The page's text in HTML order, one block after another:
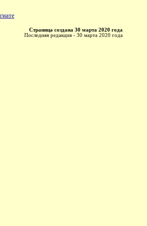
Страница создана 30 марта 2020 года
Последняя редакция - 30 марта 2020 года